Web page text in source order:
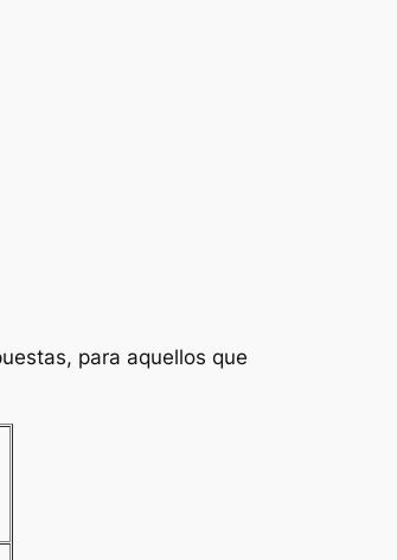
para aquellos que